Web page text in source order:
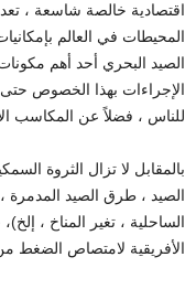
اقتصادية خالصة شاسعة ، تعد
المحيطات في العالم
الصيد البحري أحد أهم
الإجراءات بهذا الخصوص
للناس ، فضلاً عن المكاسب
بالمقابل لا تزال الثروة
الصيد ، طرق الصيد المدمرة ،
الساحلية ، تغير المناخ ،
الأفريقية لامتصاص الضغط